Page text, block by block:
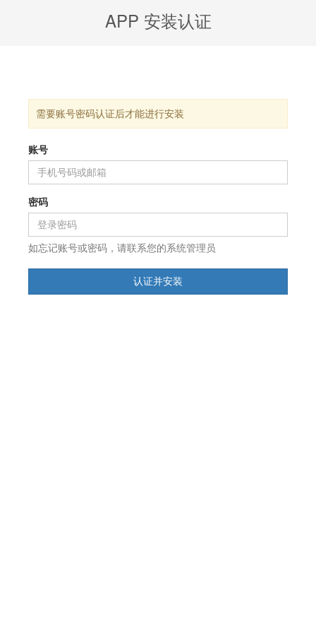
APP 安装认证
需要账号密码认证后才能进行安装
账号
密码
如忘记账号或密码，请联系您的系统管理员
认证并安装